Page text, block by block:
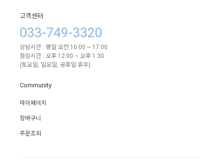
고객센터
033-749-3320
상담시간 : 평일 오전 10:00 ~ 17:00
점심시간 : 오후 12:00 ~ 오후 1:30
(토요일, 일요일, 공휴일 휴무)
Community
마이페이지
장바구니
주문조회